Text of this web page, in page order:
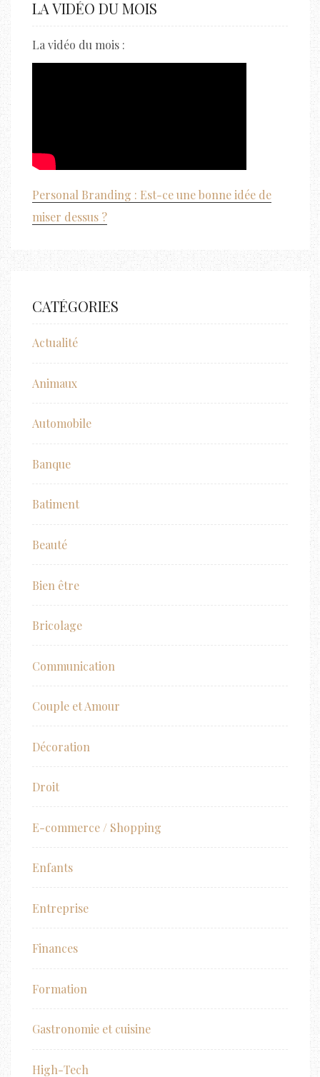
LA VIDÉO DU MOIS
La vidéo du mois :
Personal Branding : Est-ce une bonne idée de
miser dessus ?
CATÉGORIES
Actualité
Animaux
Automobile
Banque
Batiment
Beauté
Bien être
Bricolage
Communication
Couple et Amour
Décoration
Droit
E-commerce / Shopping
Enfants
Entreprise
Finances
Formation
Gastronomie et cuisine
High-Tech